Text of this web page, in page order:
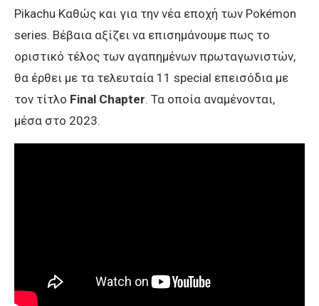
Pikachu Καθώς και για την νέα εποχή των Pokémon
series. Βέβαια αξίζει να επισημάνουμε πως το
οριστικό τέλος των αγαπημένων πρωταγωνιστών,
θα έρθει με τα τελευταία 11 special επεισόδια με
τον τίτλο Final Chapter. Τα οποία αναμένονται,
μέσα στο 2023.